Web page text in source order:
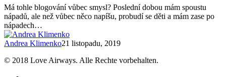
Má tohle blogování vůbec smysl? Poslední dobou mám spoustu
nápadů, ale než vůbec něco napíšu, probudí se děti a mám zase po
nápadech…
Andrea Klimenko21 listopadu, 2019
© 2018 Love Airways. Alle Rechte vorbehalten.